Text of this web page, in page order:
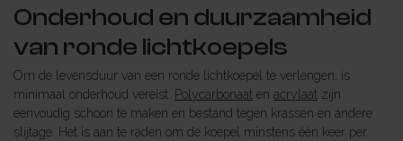
Onderhoud en duurzaamheid
van ronde lichtkoepels
Om de levensduur van een ronde lichtkoepel te verlengen, is
minimaal onderhoud vereist. Polycarbonaat en acrylaat zijn
eenvoudig schoon te maken en bestand tegen krassen en andere
slijtage. Het is aan te raden om de koepel minstens één keer per